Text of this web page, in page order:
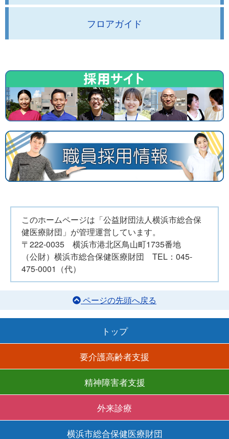
フロアガイド
このホームページは「公益財団法人横浜市総合保
健医療財団」が管理運営しています。
〒222-0035 横浜市港北区鳥山町1735番地
（公財）横浜市総合保健医療財団 TEL：045-
475-0001（代）
ページの先頭へ戻る
トップ
要介護高齢者支援
精神障害者支援
外来診療
横浜市総合保健医療財団